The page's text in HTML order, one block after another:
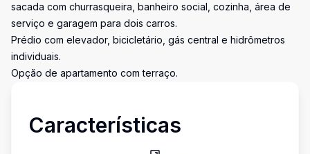
sacada com churrasqueira, banheiro social, cozinha, área de
serviço e garagem para dois carros.
Prédio com elevador, bicicletário, gás central e hidrômetros
individuais.
Opção de apartamento com terraço.
Características